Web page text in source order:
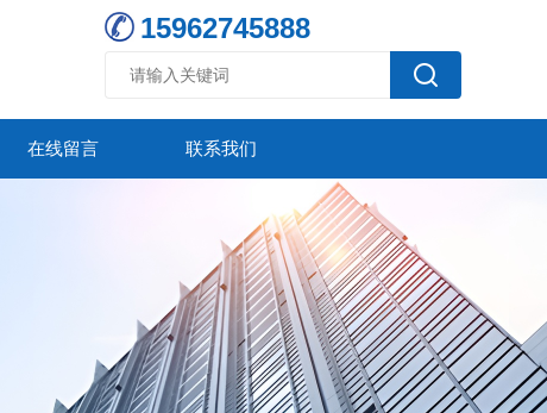
15962745888
在线留言 联系我们